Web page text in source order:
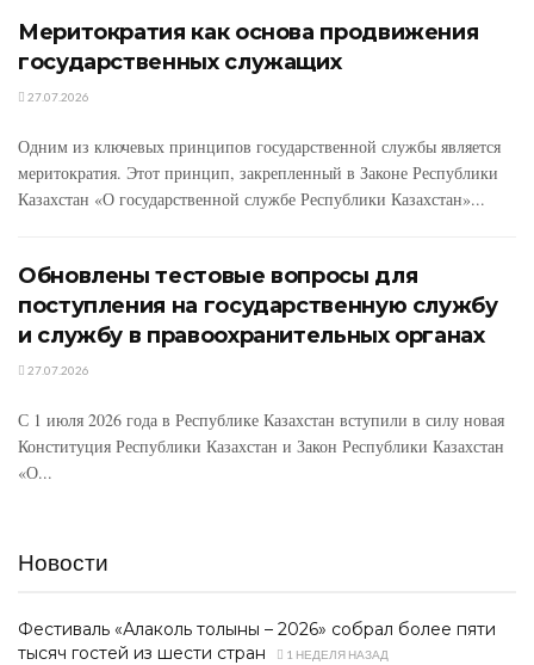
Меритократия как основа продвижения
государственных служащих
27.07.2026
Одним из ключевых принципов государственной службы является
меритократия. Этот принцип, закрепленный в Законе Республики
Казахстан «О государственной службе Республики Казахстан»...
Обновлены тестовые вопросы для
поступления на государственную службу
и службу в правоохранительных органах
27.07.2026
С 1 июля 2026 года в Республике Казахстан вступили в силу новая
Конституция Республики Казахстан и Закон Республики Казахстан
«О...
Новости
Фестиваль «Алаколь толқыны – 2026» собрал более пяти
тысяч гостей из шести стран
1 НЕДЕЛЯ НАЗАД